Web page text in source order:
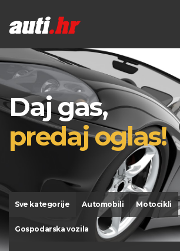
Daj gas,
predaj oglas!
Sve kategorije Automobili Motocikli
Gospodarska vozila